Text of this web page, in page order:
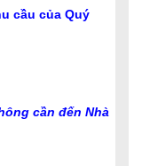
cầu của Quý
cần đến Nhà